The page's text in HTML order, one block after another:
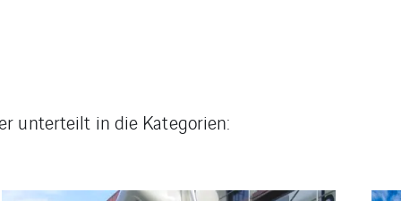
unterteilt in die Kategorien: